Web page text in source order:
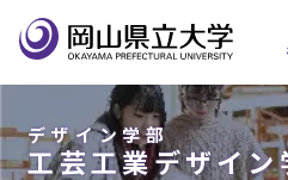
デザイン学部
工芸工業デザイン